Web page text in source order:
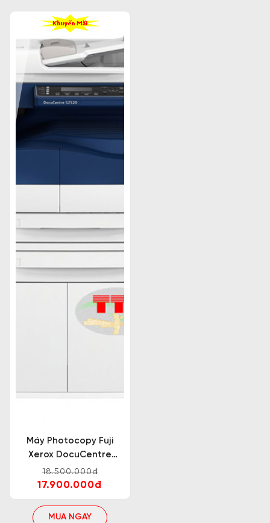
Máy Photocopy Fuji
Xerox DocuCentre
S2320
18.500.000đ
17.900.000đ
MUA NGAY